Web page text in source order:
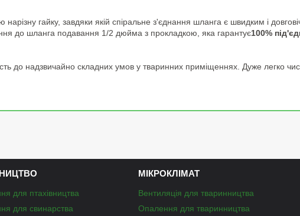
гайку, завдяки якій спіральне з'єднання шланга є швидким і
до шланга подавання 1/2 дюйма з прокладкою, яка гарантує100%
до надзвичайно складних умов у тваринних приміщеннях. Дуже легко
для птахівництва
для свинарства
МІКРОКЛІМАТ
Вентиляція для тваринництва
Опалення для тваринництва